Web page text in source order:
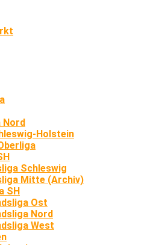
Nord
Holstein
Schleswig
Mitte (Archiv)
SH
Ost
Nord
West